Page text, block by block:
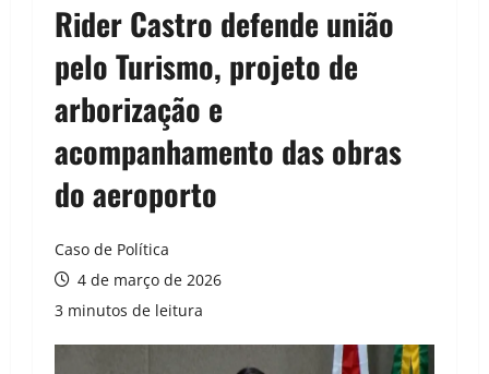
Rider Castro defende união
pelo Turismo, projeto de
arborização e
acompanhamento das obras
do aeroporto
Caso de Política
4 de março de 2026
3 minutos de leitura